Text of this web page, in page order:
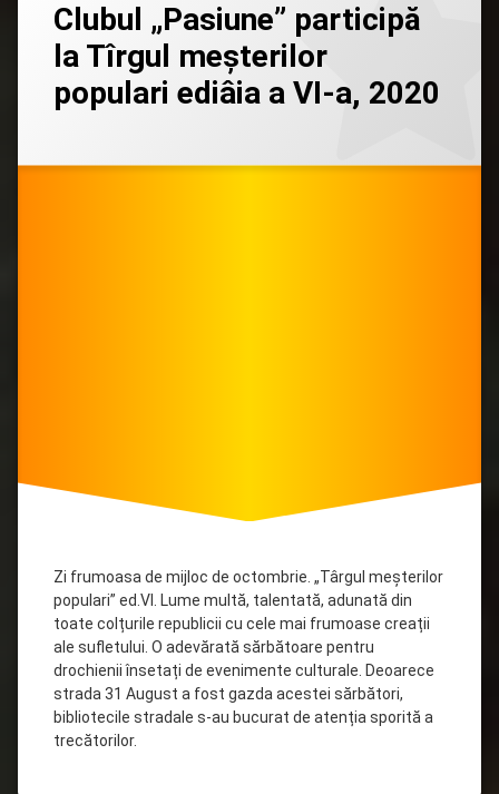
Clubul „Pasiune” participă
la Tîrgul meșterilor
populari ediâia a VI-a, 2020
MASS-
Zi frumoasa de mijloc de octombrie. „Târgul meșterilor
populari” ed.VI. Lume multă, talentată, adunată din
toate colțurile republicii cu cele mai frumoase creații
ale sufletului. O adevărată sărbătoare pentru
drochienii însetați de evenimente culturale. Deoarece
strada 31 August a fost gazda acestei sărbători,
bibliotecile stradale s-au bucurat de atenția sporită a
trecătorilor.
un
comentariu
la
Clubul
„Pasiune”
participă
meșterilor